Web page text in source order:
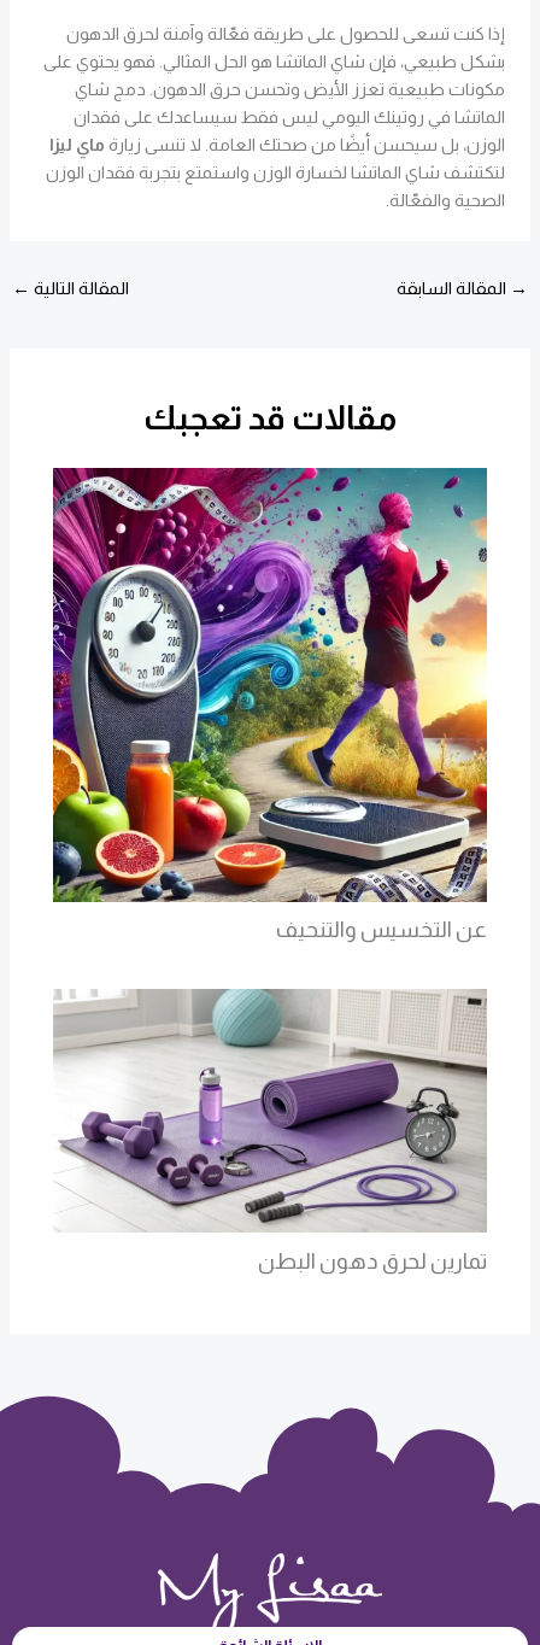
إذا كنت تسعى للحصول على طريقة فعّالة وآمنة لحرق الدهون
بشكل طبيعي، فإن شاي الماتشا هو الحل المثالي. فهو يحتوي على
مكونات طبيعية تعزز الأيض وتحسن حرق الدهون. دمج شاي
الماتشا في روتينك اليومي ليس فقط سيساعدك على فقدان
الوزن، بل سيحسن أيضًا من صحتك العامة. لا تنسى زيارة ماي ليزا
لتكتشف شاي الماتشا لخسارة الوزن واستمتع بتجربة فقدان الوزن
الصحية والفعّالة.
→ المقالة السابقة المقالة التالية ←
مقالات قد تعجبك
عن التخسيس والتنحيف
تمارين لحرق دهون البطن